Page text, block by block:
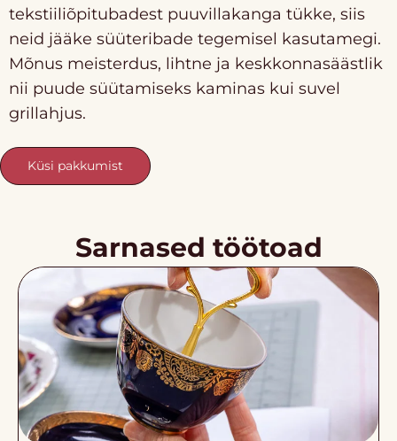
tekstiiliõpitubadest puuvillakanga tükke, siis
neid jääke süüteribade tegemisel kasutamegi.
Mõnus meisterdus, lihtne ja keskkonnasäästlik
nii puude süütamiseks kaminas kui suvel
grillahjus.
Küsi pakkumist
Sarnased töötoad